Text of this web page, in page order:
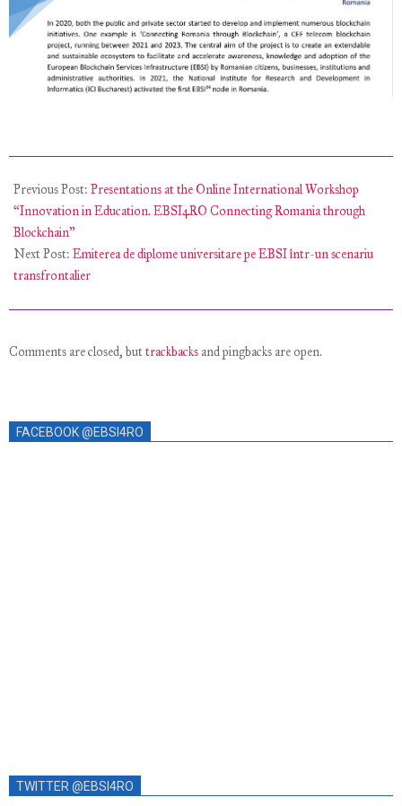
04-
11
Previous Post: Presentations at the Online International Workshop
“Innovation in Education. EBSI4RO Connecting Romania through
Blockchain”
Next Post: Emiterea de diplome universitare pe EBSI într-un scenariu
transfrontalier
Comments are closed, buttrackbacks and pingbacks are open.
FACEBOOK @EBSI4RO
TWITTER @EBSI4RO